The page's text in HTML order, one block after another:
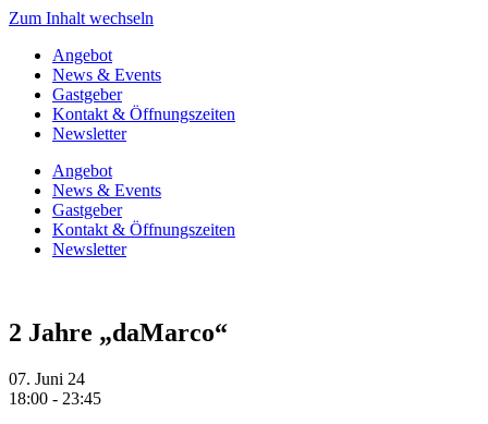
Zum Inhalt wechseln
Angebot
News & Events
Gastgeber
Kontakt & Öffnungszeiten
Newsletter
Angebot
News & Events
Gastgeber
Kontakt & Öffnungszeiten
Newsletter
2 Jahre „daMarco“
07. Juni 24
18:00 - 23:45